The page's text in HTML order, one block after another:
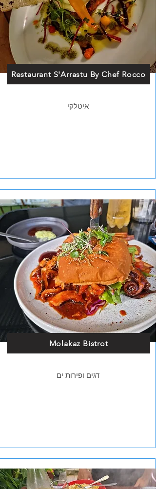
Restaurant S'Arrastu By Chef Rocco
איטלקי
Molakaz Bistrot
דגים ופירות ים